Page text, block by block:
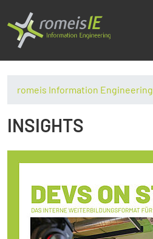
romeis Information Engineering
INSIGHTS